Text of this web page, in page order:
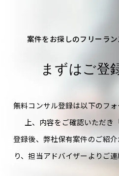
案件をお探しのフリーラ
まずはご登
無料コンサル登録は以下のフ
上、内容をご確認いただき
登録後、弊社保有案件のご紹
り、担当アドバイザーよりご